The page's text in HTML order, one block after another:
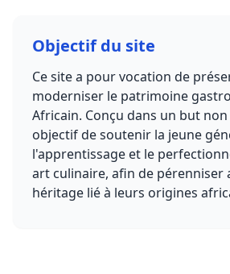
Objectif du site
Ce site a pour vocation de
moderniser le patrimoine
Africain. Conçu dans un but
objectif de soutenir la jeune
l'apprentissage et le
art culinaire, afin de pérenniser
héritage lié à leurs origines